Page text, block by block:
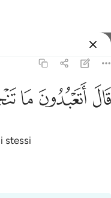
ﲟﲠﲡ
stessi